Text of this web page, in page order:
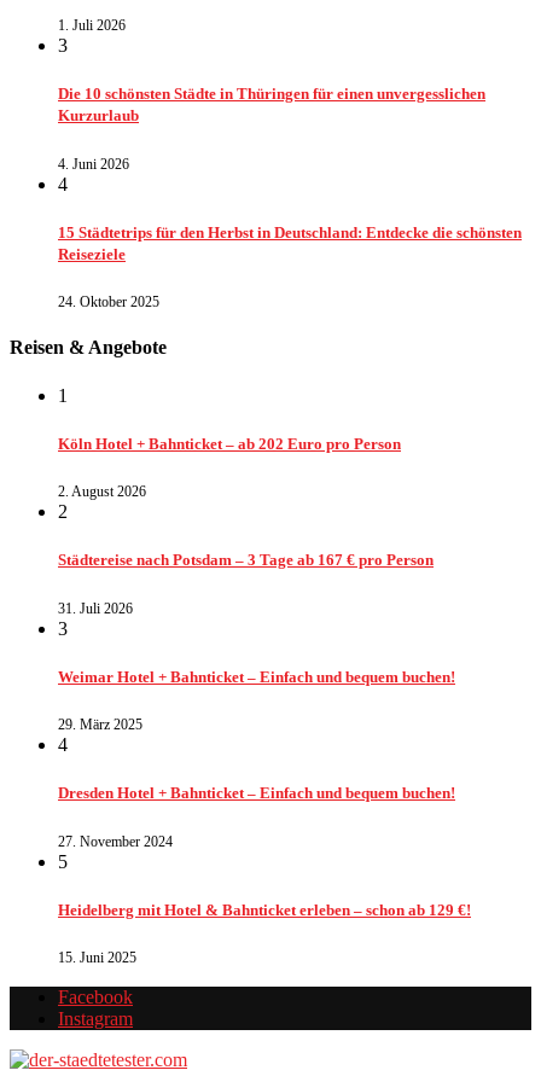
1. Juli 2026
3
Die 10 schönsten Städte in Thüringen für einen unvergesslichen
Kurzurlaub
4. Juni 2026
4
15 Städtetrips für den Herbst in Deutschland: Entdecke die schönsten
Reiseziele
24. Oktober 2025
Reisen & Angebote
1
Köln Hotel + Bahnticket – ab 202 Euro pro Person
2. August 2026
2
Städtereise nach Potsdam – 3 Tage ab 167 € pro Person
31. Juli 2026
3
Weimar Hotel + Bahnticket – Einfach und bequem buchen!
29. März 2025
4
Dresden Hotel + Bahnticket – Einfach und bequem buchen!
27. November 2024
5
Heidelberg mit Hotel & Bahnticket erleben – schon ab 129 €!
15. Juni 2025
Facebook
Instagram